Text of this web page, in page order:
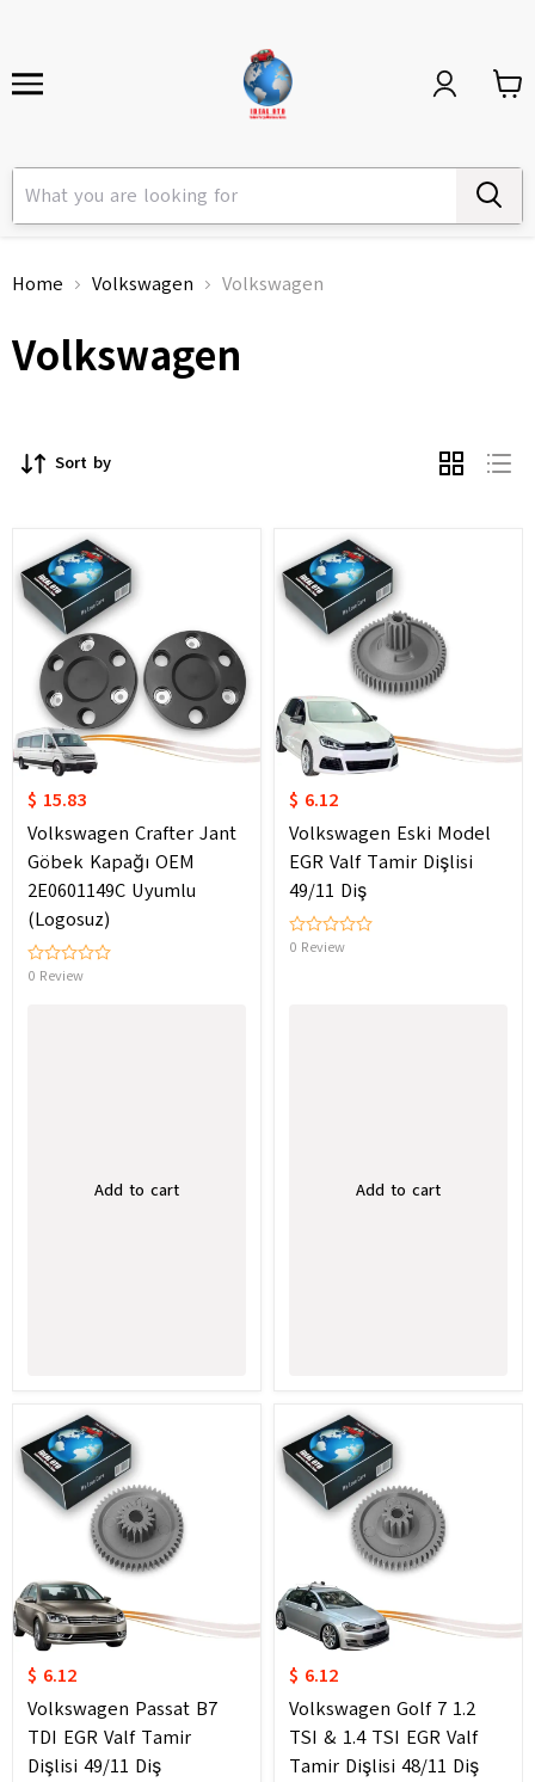
Home Volkswagen Volkswagen
Volkswagen
Sort by
$ 15.83
Volkswagen Crafter Jant
Göbek Kapağı OEM
2E0601149C Uyumlu
(Logosuz)
0 Review
Add to cart
$ 6.12
Volkswagen Eski Model
EGR Valf Tamir Dişlisi
49/11 Diş
0 Review
Add to cart
$ 6.12
Volkswagen Passat B7
TDI EGR Valf Tamir
Dişlisi 49/11 Diş
$ 6.12
Volkswagen Golf 7 1.2
TSI & 1.4 TSI EGR Valf
Tamir Dişlisi 48/11 Diş